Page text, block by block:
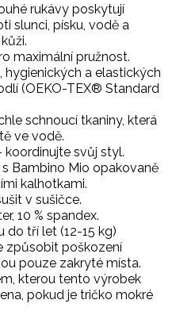
rukávy poskytují
slunci, písku, vodě a
maximální pružnost.
hygienických a elastických
(OEKO-TEX® Standard
schnoucí tkaniny, která
ve vodě.
koordinujte svůj styl.
Bambino Mio opakovaně
kalhotkami.
v sušičce.
10 % spandex.
do tří let (12-15 kg)
způsobit poškození
pouze zakryté místa.
kterou tento výrobek
pokud je tričko mokré